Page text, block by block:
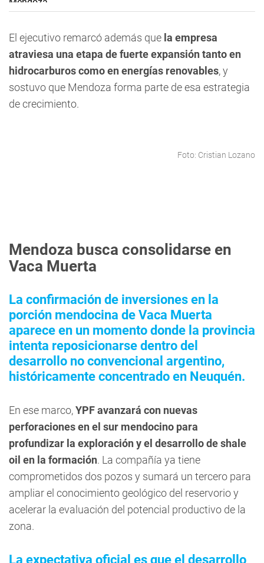
El ejecutivo remarcó además que la empresa
atraviesa una etapa de fuerte expansión tanto en
hidrocarburos como en energías renovables, y
sostuvo que Mendoza forma parte de esa estrategia
de crecimiento.
Foto: Cristian Lozano
Mendoza busca consolidarse en
Vaca Muerta
La confirmación de inversiones en la
porción mendocina de Vaca Muerta
aparece en un momento donde la provincia
intenta reposicionarse dentro del
desarrollo no convencional argentino,
históricamente concentrado en Neuquén.
En ese marco,YPF avanzará con nuevas
perforaciones en el sur mendocino para
profundizar la exploración y el desarrollo de shale
oil en la formación. La compañía ya tiene
comprometidos dos pozos y sumará un tercero para
ampliar el conocimiento geológico del reservorio y
acelerar la evaluación del potencial productivo de la
zona.
La expectativa oficial es que el desarrollo